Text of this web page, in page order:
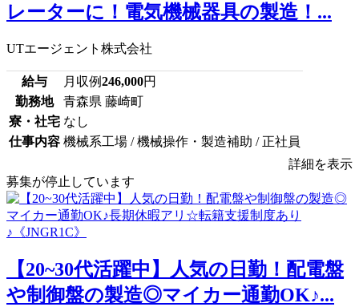
レーターに！電気機械器具の製造！...
UTエージェント株式会社
給与 月収例246,000円
勤務地
青森県 藤崎町
寮・社宅 なし
仕事内容 機械系工場 / 機械操作・製造補助 / 正社員
詳細を表示
募集が停止しています
【20~30代活躍中】人気の日勤！配電盤
や制御盤の製造◎マイカー通勤OK♪...